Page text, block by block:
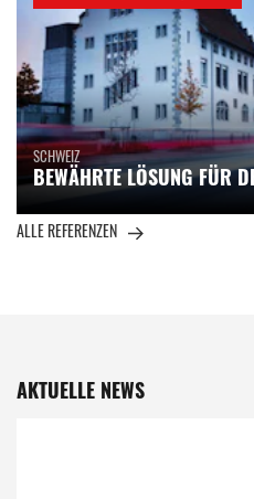
SCHWEIZ
BEWÄHRTE LÖSUNG FÜR
ALLE REFERENZEN
AKTUELLE NEWS